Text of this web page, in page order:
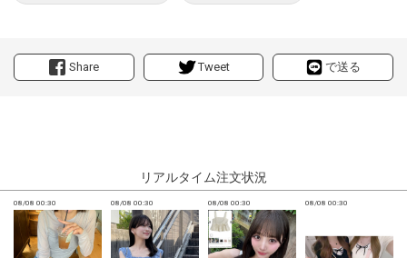
Share Tweet で送る
リアルタイム注文状況
08/08 00:30 08/08 00:30 08/08 00:30 08/08 00:30